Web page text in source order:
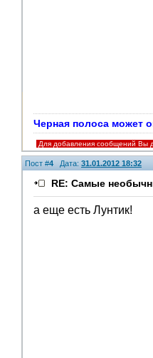
Черная полоса может
Для добавления сообщений Вы
Пост #4Дата: 31.01.2012 18:32
RE: Самые
а еще есть Лунтик!